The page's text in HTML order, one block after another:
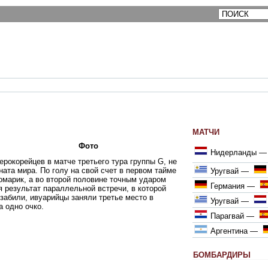
Фото
в матче третьего тура группы G, не
мира. По голу на свой счет в первом тайме
а во второй половине точным ударом
параллельной встречи, в которой
ивуарийцы заняли третье место в
одно очко.
МАТЧИ
Нидерланды —
Уругвай —
Германия —
Уругвай —
Парагвай —
Аргентина—
БОМБАРДИРЫ